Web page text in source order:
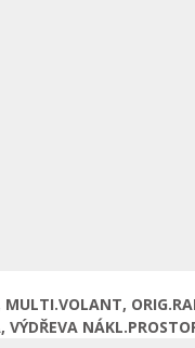
VÝDŘEVA